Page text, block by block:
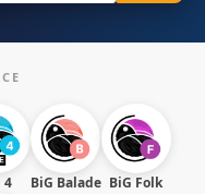
4 BiG Balade BiG Folk